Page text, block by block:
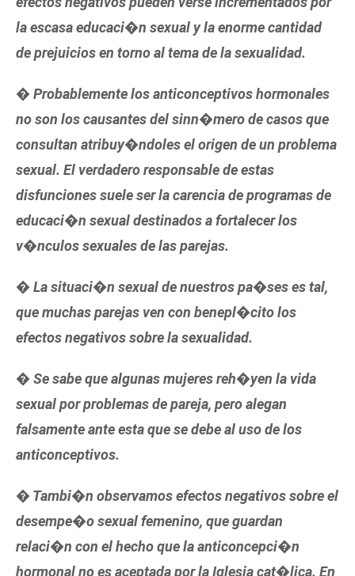
la escasa educaci�n sexual y la enorme cantidad
de prejuicios en torno al tema de la sexualidad.
� Probablemente los anticonceptivos hormonales
no son los causantes del sinn�mero de casos que
consultan atribuy�ndoles el origen de un problema
sexual. El verdadero responsable de estas
disfunciones suele ser la carencia de programas de
educaci�n sexual destinados a fortalecer los
v�nculos sexuales de las parejas.
� La situaci�n sexual de nuestros pa�ses es tal,
que muchas parejas ven con benepl�cito los
efectos negativos sobre la sexualidad.
� Se sabe que algunas mujeres reh�yen la vida
sexual por problemas de pareja, pero alegan
falsamente ante esta que se debe al uso de los
anticonceptivos.
� Tambi�n observamos efectos negativos sobre el
desempe�o sexual femenino, que guardan
relaci�n con el hecho que la anticoncepci�n
hormonal no es aceptada por la Iglesia cat�lica. En